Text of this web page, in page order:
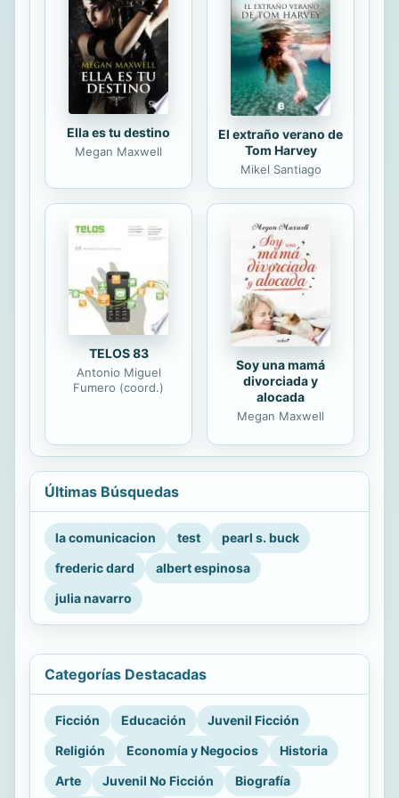
escritores como Unamuno, Pío
Baroja, Azorín, Juan Ramón Jiménez,
Ramón Pérez de...
Ella es tu destino
Megan Maxwell
El extraño verano de
Tom Harvey
Mikel Santiago
TELOS 83
Antonio Miguel
Fumero (coord.)
Soy una mamá
divorciada y
alocada
Megan Maxwell
Últimas Búsquedas
la comunicacion test
pearl s. buck
frederic dard
albert espinosa
julia navarro
Categorías Destacadas
Ficción Educación
Juvenil Ficción
Religión
Economía y Negocios
Historia
Arte
Juvenil No Ficción Biografía